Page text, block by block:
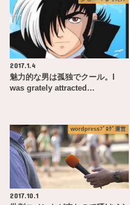
2017.1.4
魅力的な男は孤独でクール。I
was grately attracted…
wordpressﾌﾞﾛｸﾞ運営
2017.10.1